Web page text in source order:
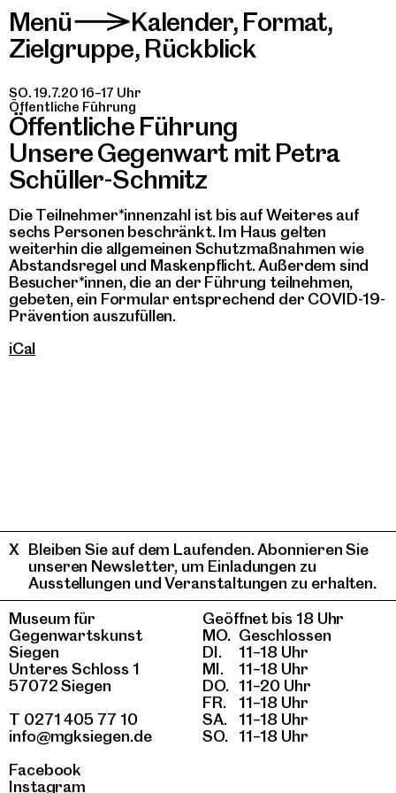
Menü>Kalender, Format,
Zielgruppe, Rückblick
SO. 19.7.20 16–17 Uhr
Öffentliche Führung
Öffentliche Führung
Unsere Gegenwart mit Petra
Schüller-Schmitz
Die Teilnehmer*innenzahl ist bis auf Weiteres auf
sechs Personen beschränkt. Im Haus gelten
weiterhin die allgemeinen Schutzmaßnahmen wie
Abstandsregel und Maskenpflicht. Außerdem sind
Besucher*innen, die an der Führung teilnehmen,
gebeten, ein Formular entsprechend der COVID-19-
Prävention auszufüllen.
iCal
Museum für
Gegenwartskunst
Siegen
Unteres Schloss 1
57072 Siegen
T 0271 405 77 10
info@mgksiegen.de
Facebook
Instagram
Geöffnet bis 18 Uhr
MO. Geschlossen
DI.
11–18 Uhr
MI.
11–18 Uhr
DO. 11–20 Uhr
FR.
11–18 Uhr
SA.
11–18 Uhr
SO.
11–18 Uhr
Bleiben Sie auf dem Laufenden. Abonnieren Sie
unseren Newsletter, um Einladungen zu
Ausstellungen und Veranstaltungen zu erhalten.